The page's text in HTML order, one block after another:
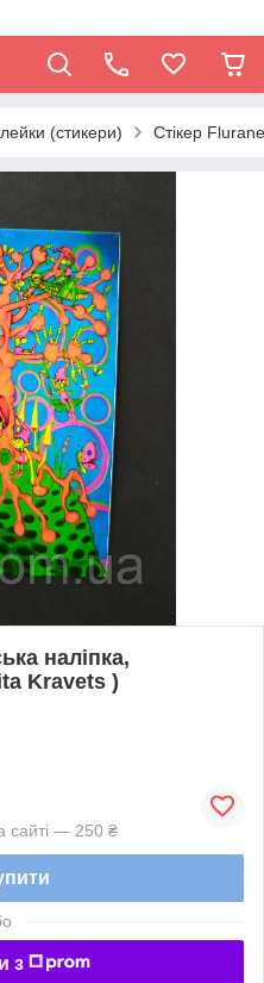
(стикери) Стікер
наліпка,
Kravets )
сайті — 250 ₴
з